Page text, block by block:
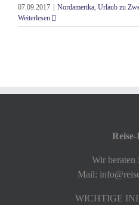
07.09.2017 Nordamerika, Urlaub zu
Weiterlesen
Wir beraten
Mail:
WICHTIGE